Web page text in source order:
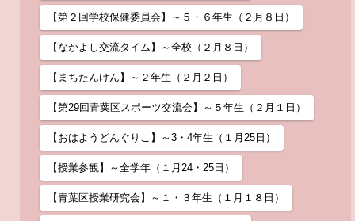
【第２回学校保健委員会】～５・６年生（２月８日）
【なかよし交流タイム】～全校（２月８日）
【まちたんけん】～２年生（２月２日）
【第29回青葉区スポーツ交流会】～５年生（２月１日）
【おはようどんぐりこ】～3・4年生（１月25日）
【授業参観】～全学年（１月24・25日）
【青葉区授業研究会】～１・３年生（１月１８日）